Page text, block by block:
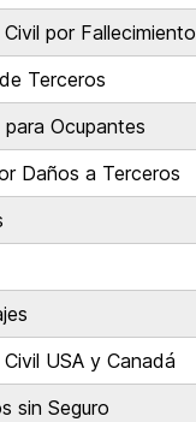
por Fallecimiento
Terceros
Ocupantes
Daños a Terceros
USA y Canadá
sin Seguro